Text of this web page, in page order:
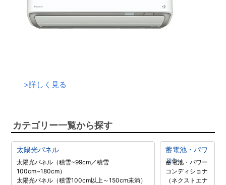
>詳しく見る
カテゴリー一覧から探す
太陽光パネル
太陽光パネル（積雪~99cm／積雪
100cm~180cm）
太陽光パネル（積雪100cm以上～150cm未満）
蓄電池・パワ
コン
蓄電池・パワー
コンディショナ
（ネクストエナ